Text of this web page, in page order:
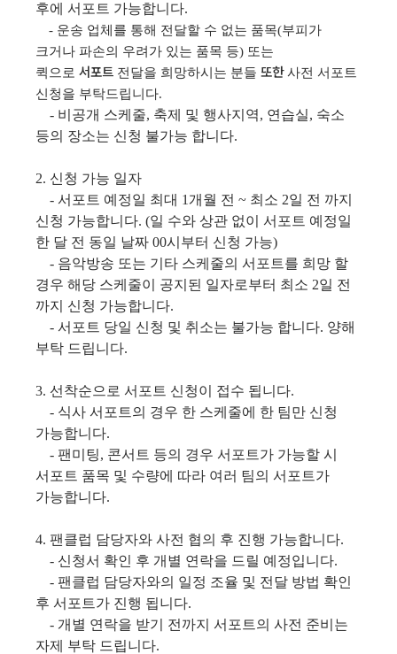
후에 서포트 가능합니다.
- 운송 업체를 통해 전달할 수 없는 품목(부피가
크거나 파손의 우려가 있는 품목 등) 또는
퀵으로 서포트 전달을 희망하시는 분들 또한사전 서포트
신청을 부탁드립니다.
- 비공개 스케줄, 축제 및 행사지역, 연습실, 숙소
등의 장소는 신청 불가능 합니다.
2. 신청 가능 일자
- 서포트 예정일 최대 1개월 전 ~ 최소 2일 전 까지
신청 가능합니다. (일 수와 상관 없이 서포트 예정일
한 달 전 동일 날짜 00시부터 신청 가능)
- 음악방송 또는 기타 스케줄의 서포트를 희망 할
경우 해당 스케줄이 공지된 일자로부터 최소 2일 전
까지 신청 가능합니다.
- 서포트 당일 신청 및 취소는 불가능 합니다. 양해
부탁 드립니다.
3. 선착순으로 서포트 신청이 접수 됩니다.
- 식사 서포트의 경우 한 스케줄에 한 팀만 신청
가능합니다.
- 팬미팅, 콘서트 등의 경우 서포트가 가능할 시
서포트 품목 및 수량에 따라 여러 팀의 서포트가
가능합니다.
4. 팬클럽 담당자와 사전 협의 후 진행 가능합니다.
- 신청서 확인 후 개별 연락을 드릴 예정입니다.
- 팬클럽 담당자와의 일정 조율 및 전달 방법 확인
후 서포트가 진행 됩니다.
- 개별 연락을 받기 전까지 서포트의 사전 준비는
자제 부탁 드립니다.